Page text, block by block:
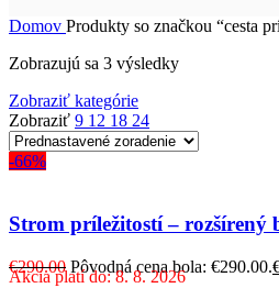
Domov Produkty so značkou “cesta
Zobrazujú sa 3 výsledky
Zobraziť kategórie
Zobraziť 9 12 18 24
-66%
Strom príležitostí – rozšírený
€290.00 Pôvodná cena bola: €290.00.
Akcia platí do: 8. 8. 2026